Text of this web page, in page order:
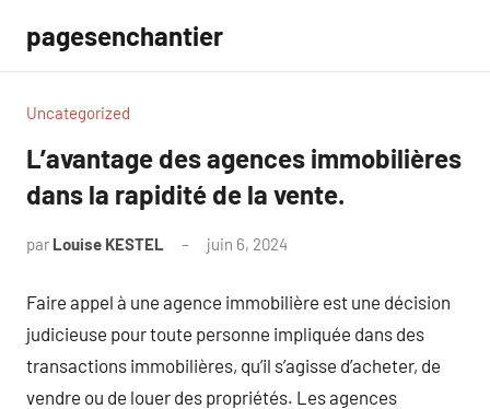
contenu
pagesenchantier
Uncategorized
L’avantage des agences immobilières
dans la rapidité de la vente.
par Louise KESTEL juin 6, 2024
Faire appel à une agence immobilière est une décision
judicieuse pour toute personne impliquée dans des
transactions immobilières, qu’il s’agisse d’acheter, de
vendre ou de louer des propriétés. Les agences